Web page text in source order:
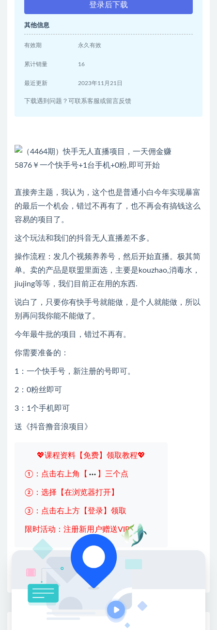
登录后下载
其他信息
有效期 永久有效
累计销量 16
最近更新 2023年11月21日
下载遇到问题？可联系客服或留言反馈
直接奔主题，我认为，这个也是普通小白今年实现暴富
的最后一个机会，错过不再有了，也不再会有搞钱这么
容易的项目了。
这个玩法和我们的抖音无人直播差不多。
操作流程：发几个视频养养号，然后开始直播。极其简
单。卖的产品是联盟里面选，主要是kouzhao,消毒水，
jiujing等等，我们目前正在用的东西.
说白了，只要你有快手号就能做，是个人就能做，所以
别再问我你能不能做了。
今年最牛批的项目，错过不再有。
你需要准备的：
1：一个快手号，新注册的号即可。
2：0粉丝即可
3：1个手机即可
送《抖音撸音浪项目》
💖课程资料【免费】领取教程💖
①：点击右上角【 】三个点
②：选择【在浏览器打开】
③：点击右上方【登录】领取
限时活动：注册新用户赠送VIP
收藏 海报